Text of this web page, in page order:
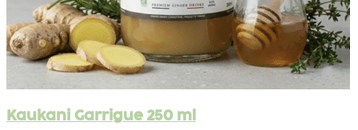
Kaukani Garrigue 250 ml